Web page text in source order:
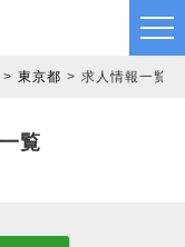
東京都 求人情報一覧
覧